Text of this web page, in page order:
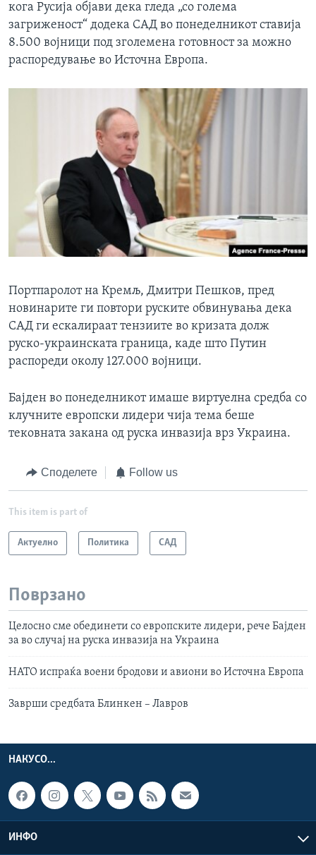
кога Русија објави дека гледа „со голема
загриженост“ додека САД во понеделникот ставија
8.500 војници под зголемена готовност за можно
распоредување во Источна Европа.
Портпаролот на Кремљ, Дмитри Пешков, пред
новинарите ги повтори руските обвинувања дека
САД ги ескалираат тензиите во кризата долж
руско-украинската граница, каде што Путин
распореди околу 127.000 војници.
Бајден во понеделникот имаше виртуелна средба со
клучните европски лидери чија тема беше
тековната закана од руска инвазија врз Украина.
Споделете Follow us
This item is part of
Актуелно Политика САД
Поврзано
Целосно сме обединети со европските лидери, рече Бајден
за во случај на руска инвазија на Украина
НАТО испраќа воени бродови и авиони во Источна Европа
Заврши средбата Блинкен – Лавров
НАКУСО...
ИНФО